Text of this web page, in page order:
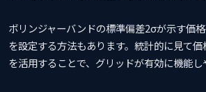
ボリンジャーバンドの標準偏差2σが示す価
を設定する方法もあります。統計的に見て
を活用することで、グリッドが有効に機能し